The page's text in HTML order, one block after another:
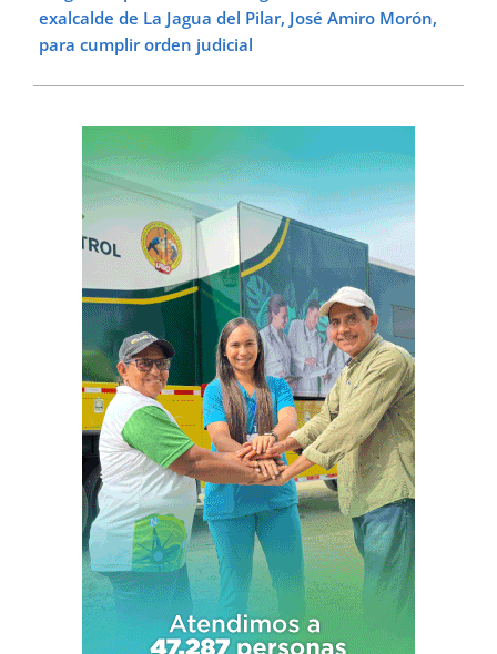
exalcalde de La Jagua del Pilar, José Amiro Morón,
para cumplir orden judicial